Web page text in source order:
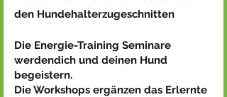
den Hundehalterzugeschnitten
Die Energie-Training Seminare
werdendich und deinen Hund
begeistern.
Die Workshops ergänzen das Erlernte